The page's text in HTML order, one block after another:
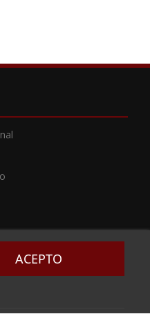
ACEPTO